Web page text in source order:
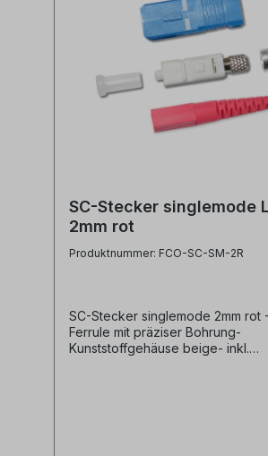
SC-Stecker singlemode
2mm rot
Produktnummer: FCO-SC-SM-2R
SC-Stecker singlemode 2mm rot
Ferrule mit präziser Bohrung-
Kunststoffgehäuse beige- inkl.